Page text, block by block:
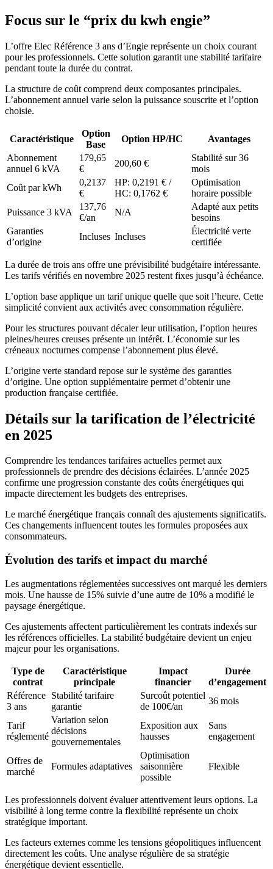
Focus sur le “prix du kwh engie”
L’offre Elec Référence 3 ans d’Engie représente un choix courant
pour les professionnels. Cette solution garantit une stabilité tarifaire
pendant toute la durée du contrat.
La structure de coût comprend deux composantes principales.
L’abonnement annuel varie selon la puissance souscrite et l’option
choisie.
Caractéristique
Option
Base
Option HP/HC
Avantages
Abonnement
annuel 6 kVA
179,65
€
200,60 €
Stabilité sur 36
mois
Coût par kWh
0,2137
€
HP: 0,2191 € /
HC: 0,1762 €
Optimisation
horaire possible
Puissance 3 kVA
137,76
€/an
N/A
Adapté aux petits
besoins
Garanties
d’origine
Incluses Incluses
Électricité verte
certifiée
La durée de trois ans offre une prévisibilité budgétaire intéressante.
Les tarifs vérifiés en novembre 2025 restent fixes jusqu’à échéance.
L’option base applique un tarif unique quelle que soit l’heure. Cette
simplicité convient aux activités avec consommation régulière.
Pour les structures pouvant décaler leur utilisation, l’option heures
pleines/heures creuses présente un intérêt. L’économie sur les
créneaux nocturnes compense l’abonnement plus élevé.
L’origine verte standard repose sur le système des garanties
d’origine. Une option supplémentaire permet d’obtenir une
production française certifiée.
Détails sur la tarification de l’électricité
en 2025
Comprendre les tendances tarifaires actuelles permet aux
professionnels de prendre des décisions éclairées. L’année 2025
confirme une progression constante des coûts énergétiques qui
impacte directement les budgets des entreprises.
Le marché énergétique français connaît des ajustements significatifs.
Ces changements influencent toutes les formules proposées aux
consommateurs.
Évolution des tarifs et impact du marché
Les augmentations réglementées successives ont marqué les derniers
mois. Une hausse de 15% suivie d’une autre de 10% a modifié le
paysage énergétique.
Ces ajustements affectent particulièrement les contrats indexés sur
les références officielles. La stabilité budgétaire devient un enjeu
majeur pour les organisations.
Type de
contrat
Caractéristique
principale
Impact
financier
Durée
d’engagement
Référence
3 ans
Stabilité tarifaire
garantie
Surcoût potentiel
de 100€/an
36 mois
Tarif
réglementé
Variation selon
décisions
gouvernementales
Exposition aux
hausses
Sans
engagement
Offres de
marché
Formules adaptatives
Optimisation
saisonnière
possible
Flexible
Les professionnels doivent évaluer attentivement leurs options. La
visibilité à long terme contre la flexibilité représente un choix
stratégique important.
Les facteurs externes comme les tensions géopolitiques influencent
directement les coûts. Une analyse régulière de sa stratégie
énergétique devient essentielle.